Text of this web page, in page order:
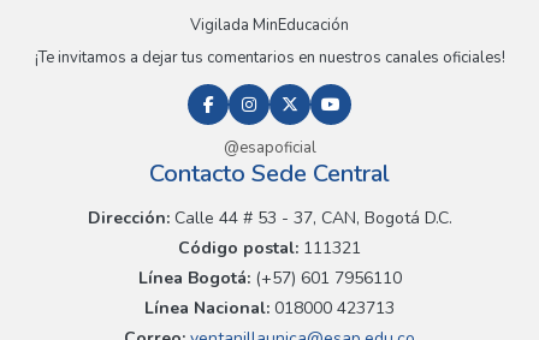
Vigilada MinEducación
¡Te invitamos a dejar tus comentarios en nuestros canales oficiales!
@esapoficial
Contacto Sede Central
Dirección:Calle 44 # 53 - 37, CAN, Bogotá D.C.
Código postal: 111321
Línea Bogotá:(+57) 601 7956110
Línea Nacional: 018000 423713